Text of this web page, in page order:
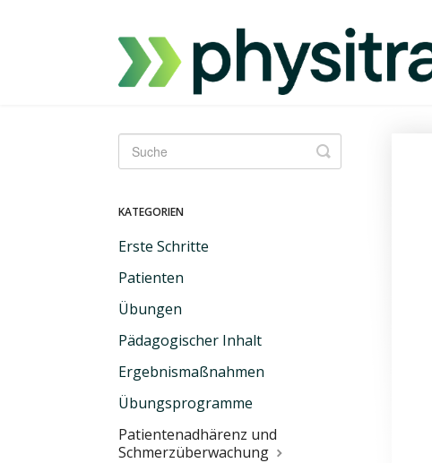
Suche
umschalten
KATEGORIEN
Erste Schritte
Patienten
Übungen
Pädagogischer Inhalt
Ergebnismaßnahmen
Übungsprogramme
Patientenadhärenz und
Schmerzüberwachung